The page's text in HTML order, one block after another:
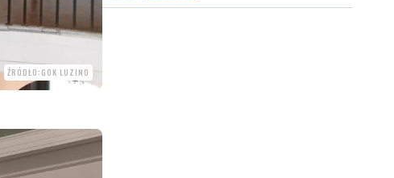
ŹRÓDŁO:GOK LUZINO